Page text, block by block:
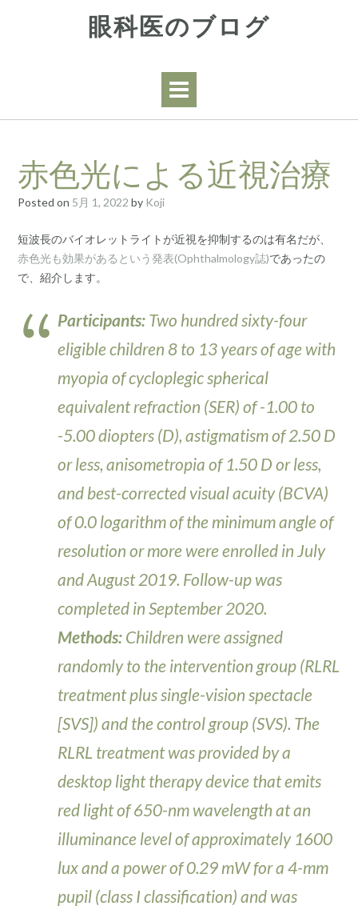
眼科医のブログ
赤色光による近視治療
Posted on 5月 1, 2022 by Koji
短波長のバイオレットライトが近視を抑制するのは有名だが、
赤色光も効果があるという発表(Ophthalmology誌)であったの
で、紹介します。
Participants: Two hundred sixty-four
eligible children 8 to 13 years of age with
myopia of cycloplegic spherical
equivalent refraction (SER) of -1.00 to
-5.00 diopters (D), astigmatism of 2.50 D
or less, anisometropia of 1.50 D or less,
and best-corrected visual acuity (BCVA)
of 0.0 logarithm of the minimum angle of
resolution or more were enrolled in July
and August 2019. Follow-up was
completed in September 2020.
Methods: Children were assigned
randomly to the intervention group (RLRL
treatment plus single-vision spectacle
[SVS]) and the control group (SVS). The
RLRL treatment was provided by a
desktop light therapy device that emits
red light of 650-nm wavelength at an
illuminance level of approximately 1600
lux and a power of 0.29 mW for a 4-mm
pupil (class I classification) and was